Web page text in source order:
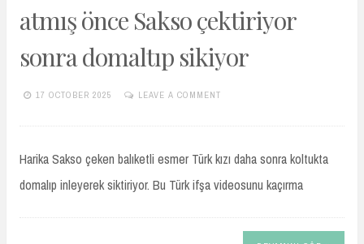
atmış önce Sakso çektiriyor
sonra domaltıp sikiyor
17 OCTOBER 2025
LEAVE A COMMENT
Harika Sakso çeken balıketli esmer Türk kızı daha sonra koltukta
domalıp inleyerek siktiriyor. Bu Türk ifşa videosunu kaçırma